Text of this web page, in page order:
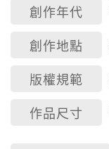
創作年代
創作地點
版權規範
作品尺寸